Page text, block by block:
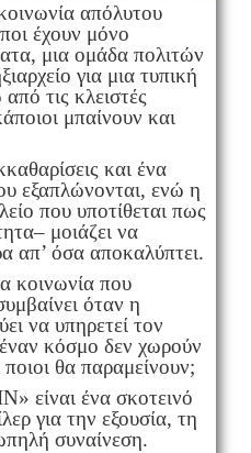
απόλυτου
έχουν μόνο
μια ομάδα πολιτών
για μια τυπική
τις κλειστές
μπαίνουν και
και ένα
εξαπλώνονται, ενώ η
που υποτίθεται πως
μοιάζει να
απ’ όσα αποκαλύπτει.
κοινωνία που
όταν η
να υπηρετεί τον
κόσμο δεν χωρούν
θα παραμείνουν;
ένα σκοτεινό
για την εξουσία, τη
συναίνεση.